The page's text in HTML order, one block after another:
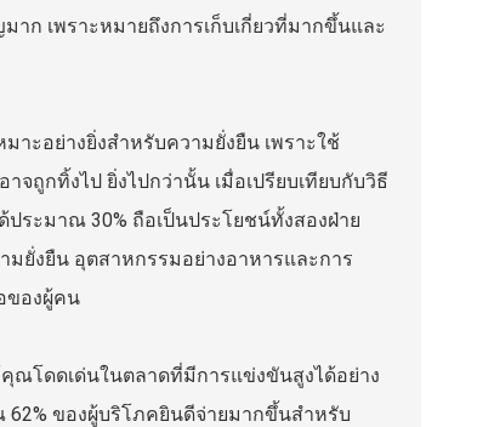
าก เพราะหมายถึงการเก็บเกี่ยวที่มากขึ้นและ
าะอย่างยิ่งสำหรับความยั่งยืน เพราะใช้
จถูกทิ้งไป ยิ่งไปกว่านั้น เมื่อเปรียบเทียบกับวิธี
ระมาณ 30% ถือเป็นประโยชน์ทั้งสองฝ่าย
มยั่งยืน อุตสาหกรรมอย่างอาหารและการ
ของผู้คน
โดดเด่นในตลาดที่มีการแข่งขันสูงได้อย่าง
62% ของผู้บริโภคยินดีจ่ายมากขึ้นสำหรับ